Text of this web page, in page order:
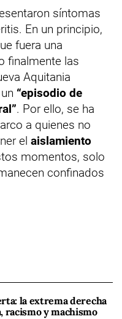
síntomas
En un principio,
fuera una
finalmente las
Aquitania
“episodio de
. Por ello, se ha
a quienes no
el aislamiento
momentos, solo
confinados
la extrema derecha
racismo y machismo